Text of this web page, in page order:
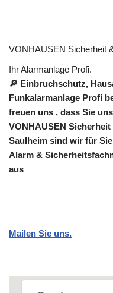
VONHAUSEN Sicherheit
Ihr Alarmanlage Profi.
🔎 Einbruchschutz,
Funkalarmanlage Profi
freuen uns , dass Sie
VONHAUSEN
Saulheim sind wir für
Alarm &
aus
Mailen Sie uns.